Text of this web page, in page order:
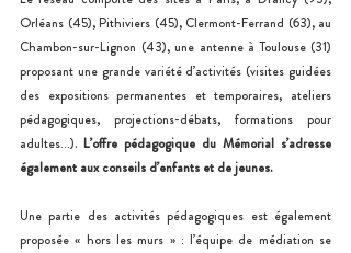
Orléans (45), Pithiviers (45), Clermont-Ferrand (63), au
Chambon-sur-Lignon (43), une antenne à Toulouse (31)
proposant une grande variété d’activités (visites guidées
des expositions permanentes et temporaires, ateliers
pédagogiques, projections-débats, formations pour
adultes…). L’offre pédagogique du Mémorial s’adresse
également aux conseils d’enfants et de jeunes.
Une partie des activités pédagogiques est également
proposée « hors les murs » : l’équipe de médiation se